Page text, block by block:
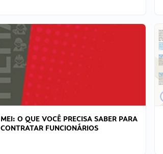
MEI: O QUE VOCÊ PRECISA SABER PARA
CONTRATAR FUNCIONÁRIOS